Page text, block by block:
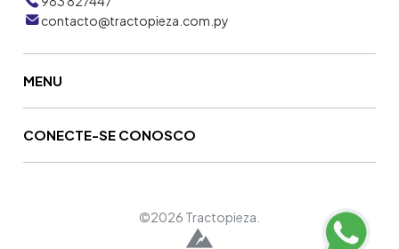
contacto@tractopieza.com.py
MENU
CONECTE-SE CONOSCO
©2026 Tractopieza.